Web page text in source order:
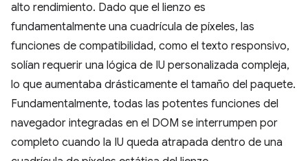
alto rendimiento. Dado que el lienzo es
fundamentalmente una cuadrícula de píxeles, las
funciones de compatibilidad, como el texto responsivo,
solían requerir una lógica de IU personalizada compleja,
lo que aumentaba drásticamente el tamaño del paquete.
Fundamentalmente, todas las potentes funciones del
navegador integradas en el DOM se interrumpen por
completo cuando la IU queda atrapada dentro de una